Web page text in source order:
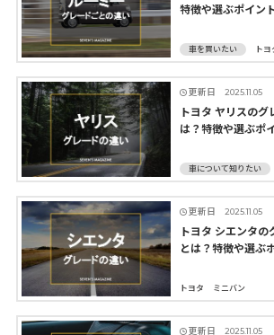
特徴や選ぶポイン
車を買いたい トヨ
更新日 2025.11.05
トヨタ ヤリスのグ
は？特徴や選ぶポ
車について知りたい
更新日 2025.11.05
トヨタ シエンタ
とは？特徴や選ぶ
トヨタ ミニバン
更新日 2025.11.05